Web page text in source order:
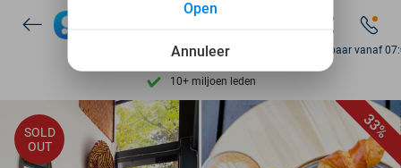
7 dagen per week beschikbaar
10+ miljoen leden
9,4 op basis van
Ontdek 15.000+ deals
7 dagen per week beschikbaar
Bereikbaar vanaf
33%
SOLD
OUT
Annuleer
Open